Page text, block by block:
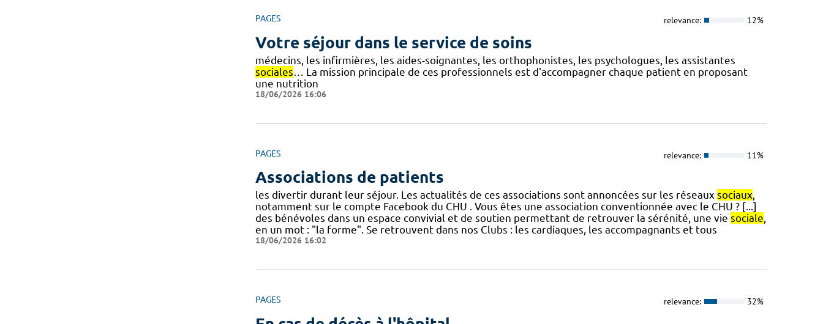
PAGES relevance: 12%
Votre séjour dans le service de soins
médecins, les infirmières, les aides-soignantes, les orthophonistes, les psychologues, les assistantes
sociales… La mission principale de ces professionnels est d'accompagner chaque patient en proposant
une nutrition
18/06/2026 16:06
PAGES relevance: 11%
Associations de patients
les divertir durant leur séjour. Les actualités de ces associations sont annoncées sur les réseaux sociaux,
notamment sur le compte Facebook du CHU . Vous êtes une association conventionnée avec le CHU ? [...]
des bénévoles dans un espace convivial et de soutien permettant de retrouver la sérénité, une vie sociale,
en un mot : "la forme". Se retrouvent dans nos Clubs : les cardiaques, les accompagnants et tous
18/06/2026 16:02
PAGES relevance: 32%